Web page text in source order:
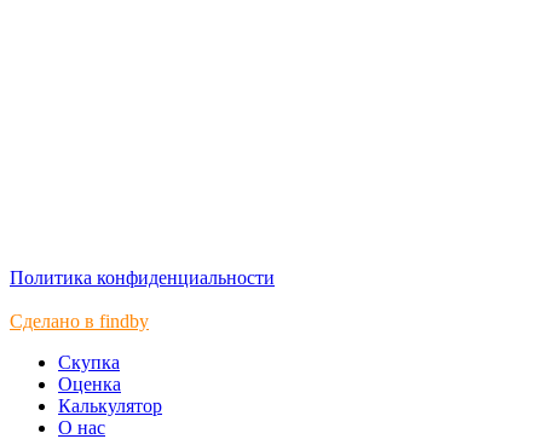
Политика конфиденциальности
Сделано в findby
Скупка
Оценка
Калькулятор
О нас